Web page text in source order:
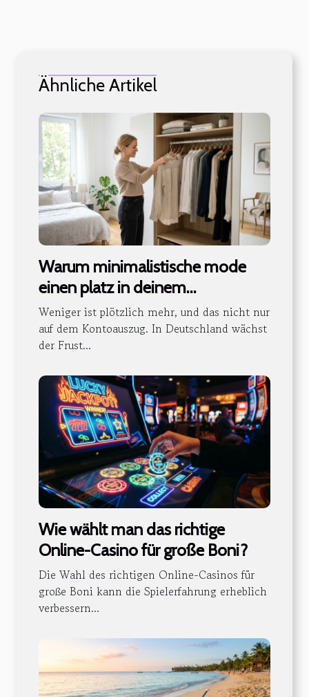
Ähnliche Artikel
Warum minimalistische mode
einen platz in deinem
kleiderschrank verdient
Weniger ist plötzlich mehr, und das nicht nur
auf dem Kontoauszug. In Deutschland wächst
der Frust...
Wie wählt man das richtige
Online-Casino für große Boni?
Die Wahl des richtigen Online-Casinos für
große Boni kann die Spielerfahrung erheblich
verbessern...